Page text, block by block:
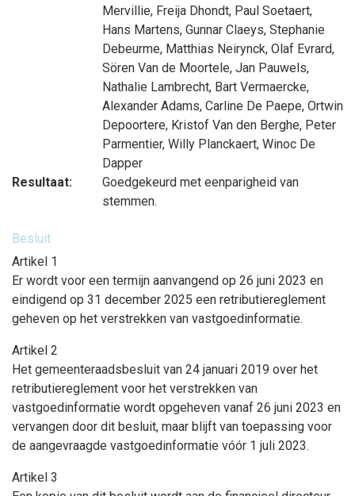
Mervillie, Freija Dhondt, Paul Soetaert,
Hans Martens, Gunnar Claeys, Stephanie
Debeurme, Matthias Neirynck, Olaf Evrard,
Sören Van de Moortele, Jan Pauwels,
Nathalie Lambrecht, Bart Vermaercke,
Alexander Adams, Carline De Paepe, Ortwin
Depoortere, Kristof Van den Berghe, Peter
Parmentier, Willy Planckaert, Winoc De
Dapper
Resultaat:
Goedgekeurd met eenparigheid van
stemmen.
Besluit
Artikel 1
Er wordt voor een termijn aanvangend op 26 juni 2023 en
eindigend op 31 december 2025 een retributiereglement
geheven op het verstrekken van vastgoedinformatie.
Artikel 2
Het gemeenteraadsbesluit van 24 januari 2019 over het
retributiereglement voor het verstrekken van
vastgoedinformatie wordt opgeheven vanaf 26 juni 2023 en
vervangen door dit besluit, maar blijft van toepassing voor
de aangevraagde vastgoedinformatie vóór 1 juli 2023.
Artikel 3